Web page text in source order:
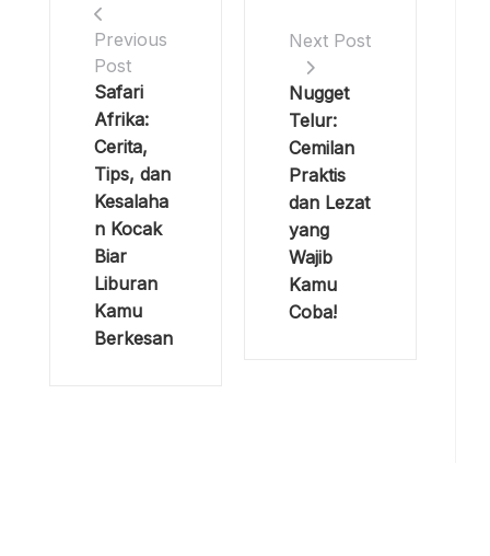
Previous
Post
Safari
Afrika:
Cerita,
Tips, dan
Kesalaha
n Kocak
Biar
Liburan
Kamu
Berkesan
Next Post
Nugget
Telur:
Cemilan
Praktis
dan Lezat
yang
Wajib
Kamu
Coba!